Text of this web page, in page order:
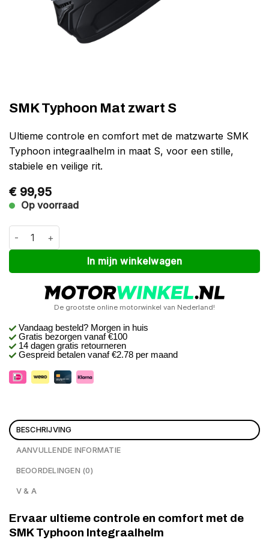
SMK Typhoon Mat zwart S
Ultieme controle en comfort met de matzwarte SMK
Typhoon integraalhelm in maat S, voor een stille,
stabiele en veilige rit.
€ 99,95
Op voorraad
SMK Typhoon Mat zwart S aantal
In mijn winkelwagen
Alternative:
De grootste online motorwinkel van Nederland!
Vandaag besteld? Morgen in huis
Gratis bezorgen vanaf €100
14 dagen gratis retourneren
Gespreid betalen vanaf €2.78 per maand
BESCHRIJVING
AANVULLENDE INFORMATIE
BEOORDELINGEN (0)
V & A
Ervaar ultieme controle en comfort met de
SMK Typhoon Integraalhelm